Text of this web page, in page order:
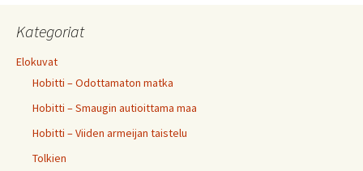
Kategoriat
Elokuvat
Hobitti – Odottamaton matka
Hobitti – Smaugin autioittama maa
Hobitti – Viiden armeijan taistelu
Tolkien